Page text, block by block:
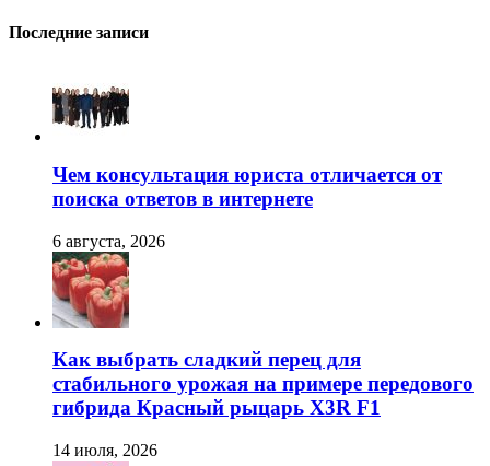
Последние записи
Чем консультация юриста отличается от
поиска ответов в интернете
6 августа, 2026
Как выбрать сладкий перец для
стабильного урожая на примере передового
гибрида Красный рыцарь X3R F1
14 июля, 2026